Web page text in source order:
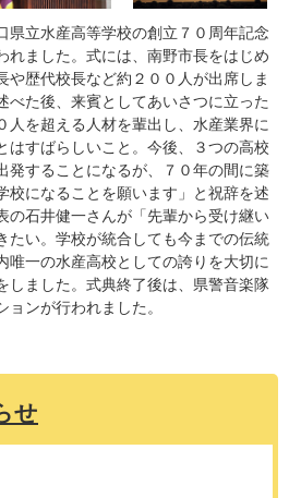
立水産高等学校の創立７０周年記念
れました。式には、南野市長をはじめ
や歴代校長など約２００人が出席しま
べた後、来賓としてあいさつに立った
人を超える人材を輩出し、水産業界に
はすばらしいこと。今後、３つの高校
発することになるが、７０年の間に築
校になることを願います」と祝辞を述
の石井健一さんが「先輩から受け継い
たい。学校が統合しても今までの伝統
唯一の水産高校としての誇りを大切に
しました。式典終了後は、県警音楽隊
ンが行われました。
せ